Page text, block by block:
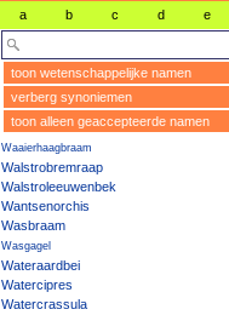
a b c d e
toon wetenschappelijke namen
verberg synoniemen
toon alleen geaccepteerde namen
Waaierhaagbraam
Walstrobremraap
Walstroleeuwenbek
Wantsenorchis
Wasbraam
Wasgagel
Wateraardbei
Watercipres
Watercrassula